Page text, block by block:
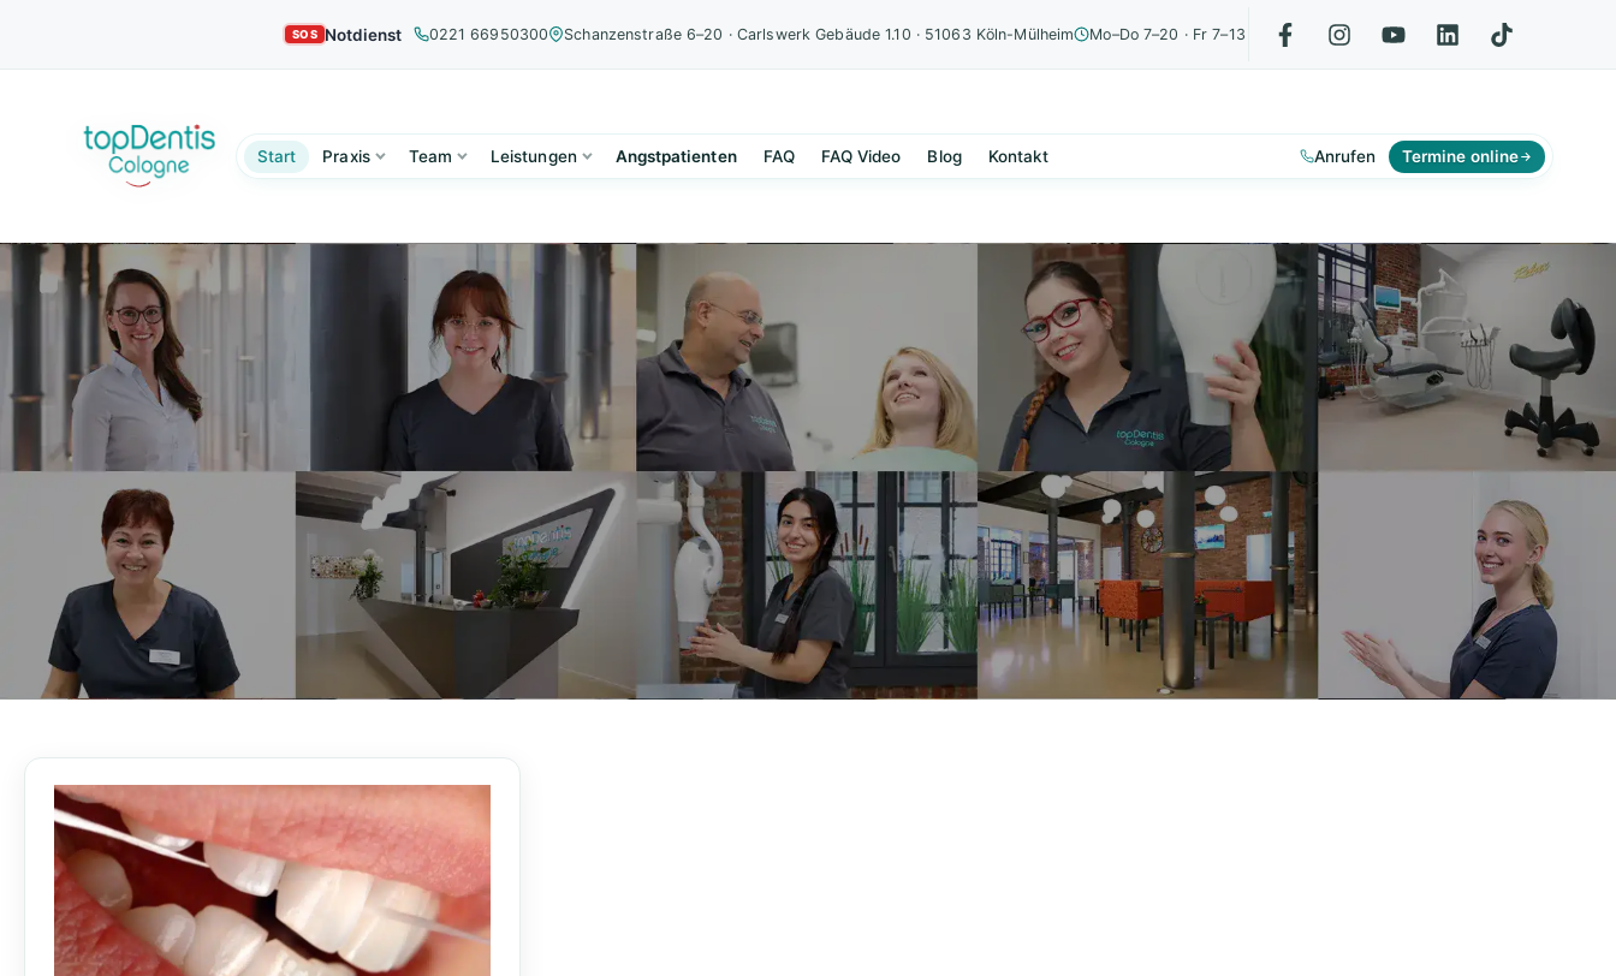
Notdienst 0221 66950300 Schanzenstraße 6–20 · Carlswerk Gebäude 1.10 · 51063 Köln-Mülheim Mo–Do 7–20 · Fr 7–13
Start Praxis Team Leistungen Angstpatienten FAQ FAQ Video Blog Kontakt Anrufen Termine online
Unser Blog